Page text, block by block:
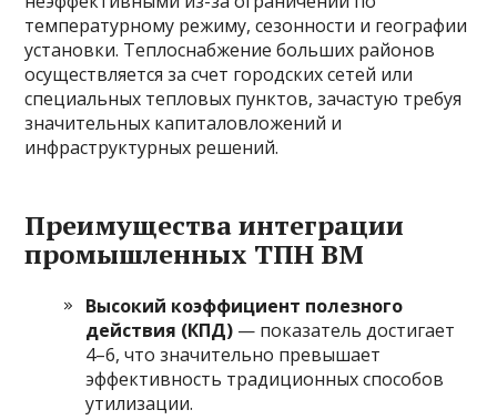
температурному режиму, сезонности и географии
установки. Теплоснабжение больших районов
осуществляется за счет городских сетей или
специальных тепловых пунктов, зачастую требуя
значительных капиталовложений и
инфраструктурных решений.
Преимущества интеграции
промышленных ТПН ВМ
Высокий коэффициент полезного
действия (КПД) — показатель достигает
4–6, что значительно превышает
эффективность традиционных способов
утилизации.